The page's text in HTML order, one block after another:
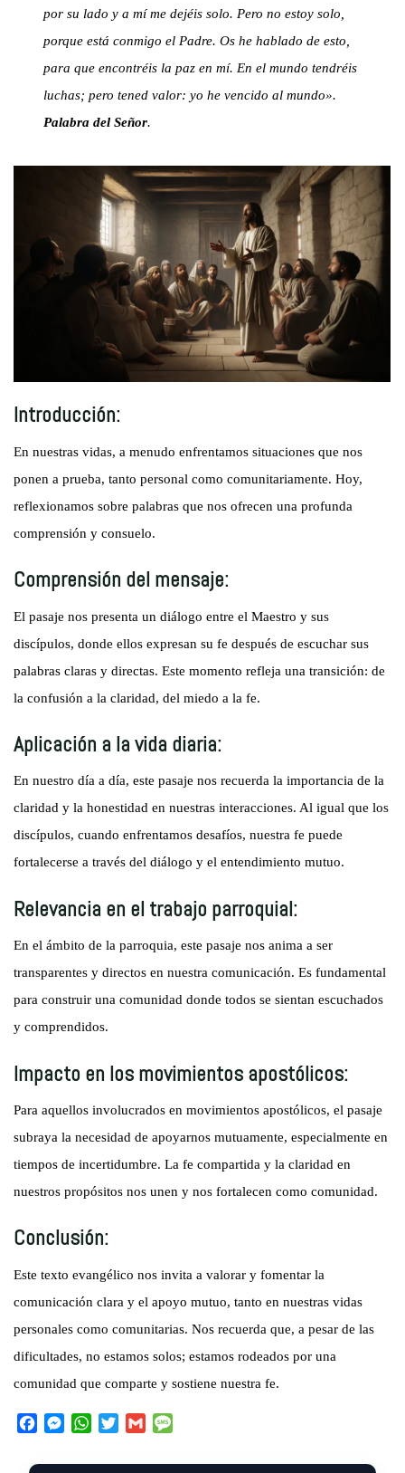
por su lado y a mí me dejéis solo. Pero no estoy solo,
porque está conmigo el Padre. Os he hablado de esto,
para que encontréis la paz en mí. En el mundo tendréis
luchas; pero tened valor: yo he vencido al mundo».
Palabra del Señor.
Introducción:
En nuestras vidas, a menudo enfrentamos situaciones que nos
ponen a prueba, tanto personal como comunitariamente. Hoy,
reflexionamos sobre palabras que nos ofrecen una profunda
comprensión y consuelo.
Comprensión del mensaje:
El pasaje nos presenta un diálogo entre el Maestro y sus
discípulos, donde ellos expresan su fe después de escuchar sus
palabras claras y directas. Este momento refleja una transición: de
la confusión a la claridad, del miedo a la fe.
Aplicación a la vida diaria:
En nuestro día a día, este pasaje nos recuerda la importancia de la
claridad y la honestidad en nuestras interacciones. Al igual que los
discípulos, cuando enfrentamos desafíos, nuestra fe puede
fortalecerse a través del diálogo y el entendimiento mutuo.
Relevancia en el trabajo parroquial:
En el ámbito de la parroquia, este pasaje nos anima a ser
transparentes y directos en nuestra comunicación. Es fundamental
para construir una comunidad donde todos se sientan escuchados
y comprendidos.
Impacto en los movimientos apostólicos:
Para aquellos involucrados en movimientos apostólicos, el pasaje
subraya la necesidad de apoyarnos mutuamente, especialmente en
tiempos de incertidumbre. La fe compartida y la claridad en
nuestros propósitos nos unen y nos fortalecen como comunidad.
Conclusión:
Este texto evangélico nos invita a valorar y fomentar la
comunicación clara y el apoyo mutuo, tanto en nuestras vidas
personales como comunitarias. Nos recuerda que, a pesar de las
dificultades, no estamos solos; estamos rodeados por una
comunidad que comparte y sostiene nuestra fe.
c
M
s
W
a
i
G
a
s